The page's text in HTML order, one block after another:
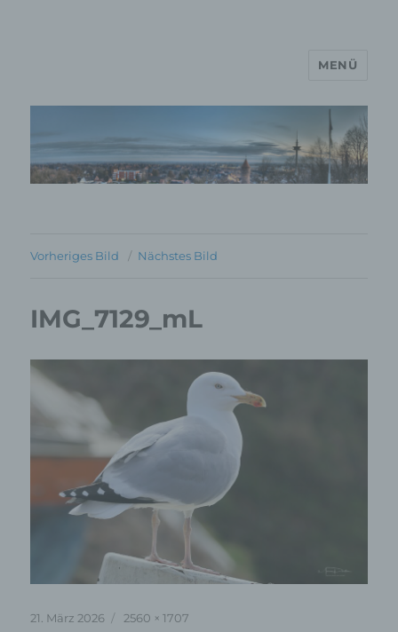
MP Mario Porten Beratung
Training Coaching
MENÜ
Vorheriges Bild Nächstes Bild
IMG_7129_mL
Veröffentlicht
21. März 2026 Originalgröße
2560 × 1707